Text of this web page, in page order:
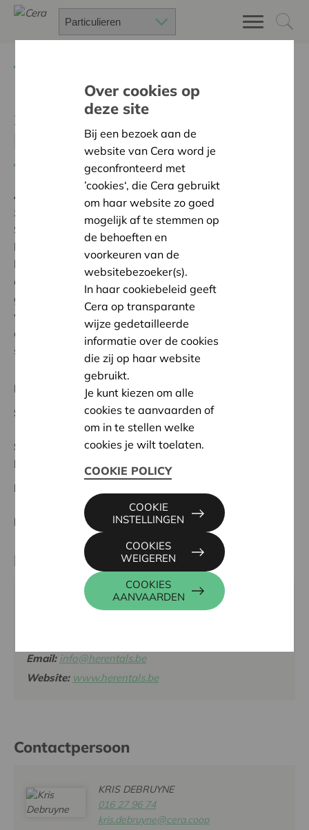
Samen koken, niet alleen
Terug naar overzicht
Ambitie:
Een solidaire, respectvolle samenleving
zonder drempels
Sint Anna kreeg steun van Cera om een mobiele
keukenblok te kunnen aanschaffen. Met deze
keukenblok kunnen wij samen kookactiviteiten
organiseren op onze afdelingen, zodat we een huislijk
gevoel kunnen creëren voor al onze bewoners, ook
voor meer zorgafhankelijke bewoners. Koken doet
eten, en het samen koken zorgt voor een gevoel van
samenhorigheid en huislijkheid.
Regionaal Project
Startdatum:
13/05/2024
Status:
Volledig
Herentals - Heist o/d Berg
Datum:
Beslissing: Goedgekeurd
Partner
OCMW HERENTALS, AUGUSTIJNENLAAN 30, 2200
Email: info@herentals.be
Website: www.herentals.be
Contactpersoon
KRIS DEBRUYNE
016 27 96 74
kris.debruyne@cera.coop
Over cookies op
deze site
Bij een bezoek aan de
website van Cera word je
geconfronteerd met
’cookies‘, die Cera gebruikt
om haar website zo goed
mogelijk af te stemmen op
de behoeften en
voorkeuren van de
websitebezoeker(s).
In haar cookiebeleid geeft
Cera op transparante
wijze gedetailleerde
informatie over de cookies
die zij op haar website
gebruikt.
Je kunt kiezen om alle
cookies te aanvaarden of
om in te stellen welke
cookies je wilt toelaten.
COOKIE POLICY
COOKIES
AANVAARDEN
COOKIES
WEIGEREN
COOKIE
INSTELLINGEN